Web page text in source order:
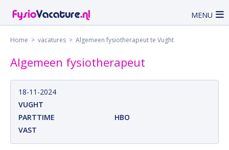
MENU
Home > vacatures > Algemeen fysiotherapeut te Vught
Algemeen fysiotherapeut
18-11-2024
VUGHT
PARTTIME
HBO
VAST